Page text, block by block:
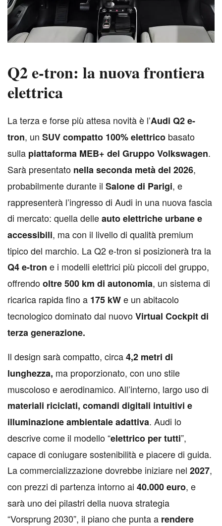
Q2 e-tron: la nuova frontiera
elettrica
La terza e forse più attesa novità è l’Audi Q2 e-
tron, un SUV compatto 100% elettrico basato
sulla piattaforma MEB+ del Gruppo Volkswagen.
Sarà presentato nella seconda metà del 2026,
probabilmente durante il Salone di Parigi, e
rappresenterà l’ingresso di Audi in una nuova fascia
di mercato: quella delleauto elettriche urbane e
accessibili, ma con il livello di qualità premium
tipico del marchio. La Q2 e-tron si posizionerà tra la
Q4 e-tron e i modelli elettrici più piccoli del gruppo,
offrendooltre 500 km di autonomia, un sistema di
ricarica rapida fino a 175 kWe un abitacolo
tecnologico dominato dal nuovoVirtual Cockpit di
terza generazione.
Il design sarà compatto, circa4,2 metri di
lunghezza, ma proporzionato, con uno stile
muscoloso e aerodinamico. All’interno, largo uso di
materiali riciclati, comandi digitali intuitivi e
illuminazione ambientale adattiva. Audi lo
descrive come il modello “elettrico per tutti”,
capace di coniugare sostenibilità e piacere di guida.
La commercializzazione dovrebbe iniziare nel 2027,
con prezzi di partenza intorno ai 40.000 euro, e
sarà uno dei pilastri della nuova strategia
“Vorsprung 2030”, il piano che punta a rendere